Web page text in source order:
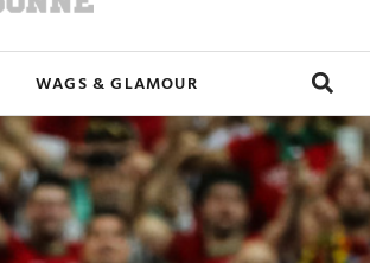
WAGS & GLAMOUR